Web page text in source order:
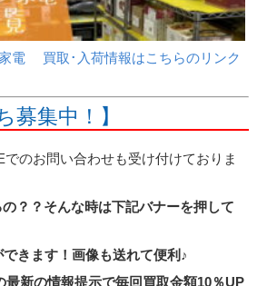
電 買取･入荷情報はこちらのリンク
募集中！】
のお問い合わせも受け付けておりま
？？そんな時は下記バナーを押して
きます！画像も送れて便利♪
最新の情報提示で毎回買取金額10％UP